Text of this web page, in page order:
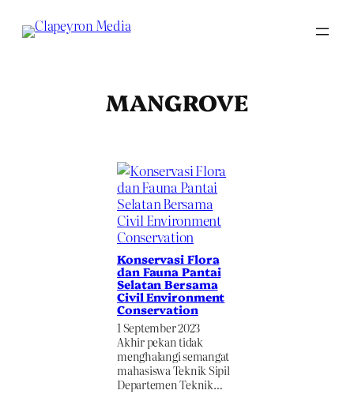
MANGROVE
Konservasi Flora
dan Fauna Pantai
Selatan Bersama
Civil Environment
Conservation
1 September 2023
Akhir pekan tidak
menghalangi semangat
mahasiswa Teknik Sipil
Departemen Teknik…